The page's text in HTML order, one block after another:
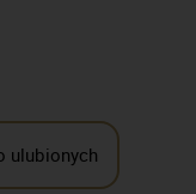
ulubionych